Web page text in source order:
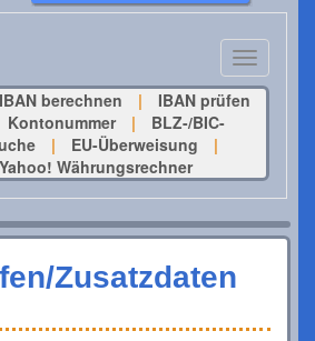
Toggle
navigation
IBAN berechnen
|
IBAN prüfen
Kontonummer |
BLZ-/BIC-
| EU-Überweisung
|
Yahoo! Währungsrechner
Zusatzdaten